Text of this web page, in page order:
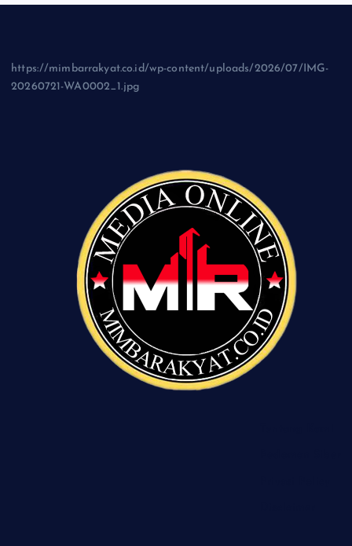
https://mimbarrakyat.co.id/wp-content/uploads/2026/07/IMG-
20260721-WA0002_1.jpg